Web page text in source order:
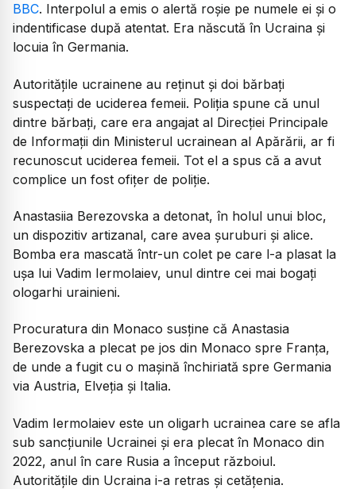
BBC. Interpolul a emis o alertă roșie pe numele ei și o
indentificase după atentat. Era născută în Ucraina și
locuia în Germania.
Autoritățile ucrainene au reținut și doi bărbați
suspectați de uciderea femeii. Poliția spune că unul
dintre bărbați, care era angajat al Direcției Principale
de Informații din Ministerul ucrainean al Apărării, ar fi
recunoscut uciderea femeii. Tot el a spus că a avut
complice un fost ofițer de poliție.
Anastasiia Berezovska a detonat, în holul unui bloc,
un dispozitiv artizanal, care avea șuruburi și alice.
Bomba era mascată într-un colet pe care l-a plasat la
ușa lui Vadim Iermolaiev, unul dintre cei mai bogați
ologarhi urainieni.
Procuratura din Monaco susține că Anastasia
Berezovska a plecat pe jos din Monaco spre Franța,
de unde a fugit cu o maşină închiriată spre Germania
via Austria, Elveția și Italia.
Vadim Iermolaiev este un oligarh ucrainea care se afla
sub sancțiunile Ucrainei și era plecat în Monaco din
2022, anul în care Rusia a început războiul.
Autoritățile din Ucraina i-a retras și cetățenia.